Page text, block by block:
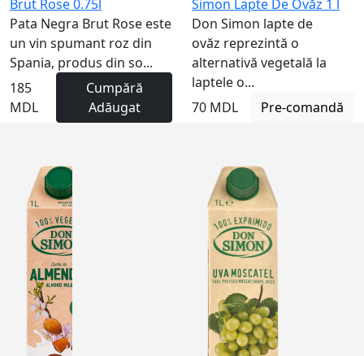
Brut Rose 0.75l
Pata Negra Brut Rose este
un vin spumant roz din
Spania, produs din so...
185
MDL
Cumpără
Adăugat
Simon Lapte De Ovăz 1 l
Don Simon lapte de
ovăz reprezintă o
alternativă vegetală la
laptele o...
70 MDL
Pre-comandă
Nu este
disponibil